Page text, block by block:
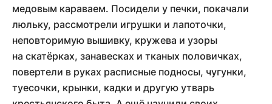
медовым караваем. Посидели у печки, покачали
люльку, рассмотрели игрушки и лапоточки,
неповторимую вышивку, кружева и узоры
на скатёрках, занавесках и тканых половичках,
повертели в руках расписные подносы, чугунки,
туесочки, крынки, кадки и другую утварь